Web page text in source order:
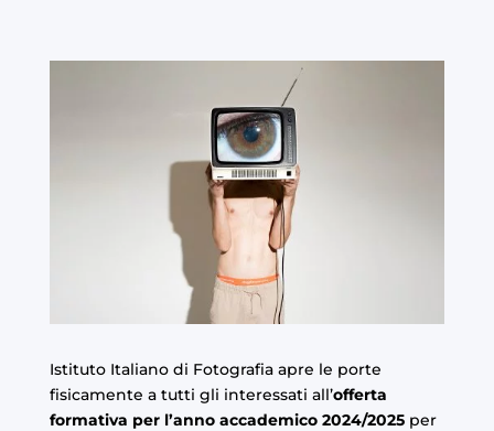
Istituto Italiano di Fotografia apre le porte
fisicamente a tutti gli interessati all’offerta
formativa per l’anno accademico 2024/2025 per